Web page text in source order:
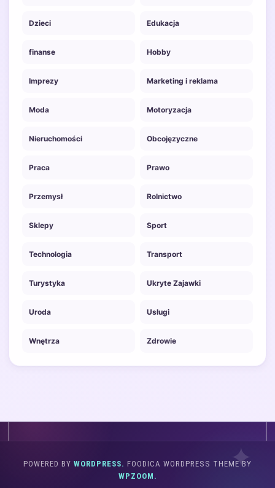
Dzieci Edukacja
finanse Hobby
Imprezy Marketing i reklama
Moda Motoryzacja
Nieruchomości Obcojęzyczne
Praca Prawo
Przemysł Rolnictwo
Sklepy Sport
Technologia Transport
Turystyka Ukryte Zajawki
Uroda Usługi
Wnętrza Zdrowie
POWERED BY WORDPRESS. FOODICA WORDPRESS THEME BY
WPZOOM.